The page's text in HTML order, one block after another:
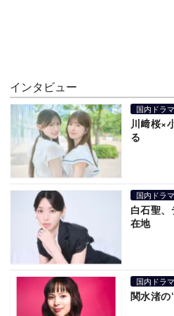
インタビュー
国内ドラマ
川﨑桜×
る
国内ドラマ
白石聖
在地
国内ドラマ
関水渚